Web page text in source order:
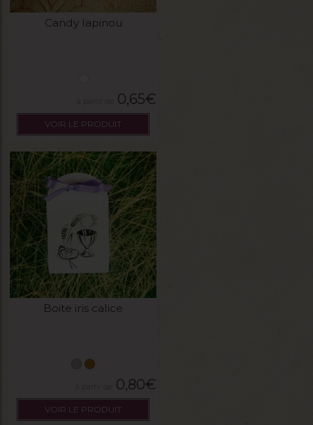
Candy lapinou
0,65€
VOIR LE PRODUIT
Boite iris calice
0,80€
VOIR LE PRODUIT